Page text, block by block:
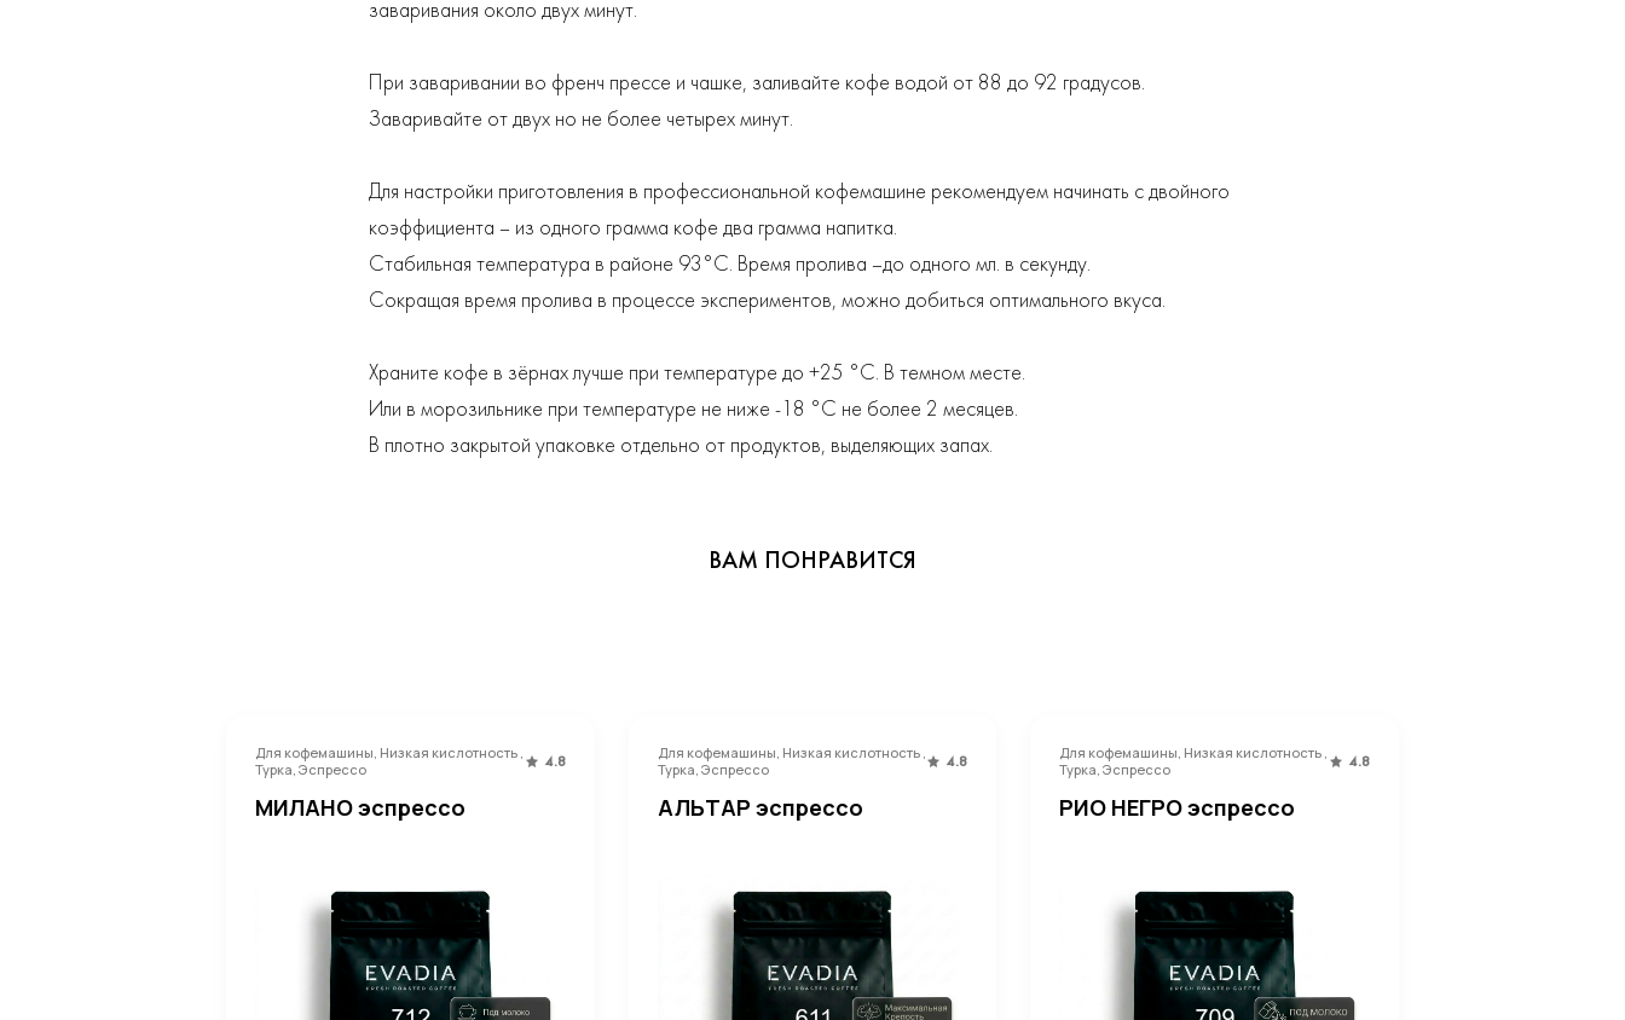
заваривания около двух минут.
При заваривании во френч прессе и чашке, заливайте кофе водой от 88 до 92 градусов.
Заваривайте от двух но не более четырех минут.
Для настройки приготовления в профессиональной кофемашине рекомендуем начинать с двойного
коэффициента – из одного грамма кофе два грамма напитка.
Стабильная температура в районе 93°С. Время пролива –до одного мл. в секунду.
Сокращая время пролива в процессе экспериментов, можно добиться оптимального вкуса.
Храните кофе в зёрнах лучше при температуре до +25 °С. В темном месте.
Или в морозильнике при температуре не ниже -18 °С не более 2 месяцев.
В плотно закрытой упаковке отдельно от продуктов, выделяющих запах.
ВАМ ПОНРАВИТСЯ
Для кофемашины, Низкая кислотность ,
Турка, Эспрессо
4.8
МИЛАНО эспрессо
Для кофемашины, Низкая кислотность ,
Турка, Эспрессо
4.8
АЛЬТАР эспрессо
Для кофемашины, Низкая кислотность ,
Турка, Эспрессо
4.8
РИО НЕГРО эспрессо